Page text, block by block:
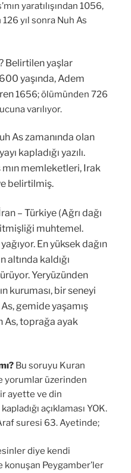
yaratılışından 1056,
yıl sonra Nuh As
Belirtilen yaşlar
yaşında, Adem
1656; ölümünden 726
varılıyor.
As zamanında olan
kapladığı yazılı.
memleketleri, Irak
belirtilmiş.
– Türkiye (Ağrı dağı
muhtemel.
En yüksek dağın
altında kaldığı
Yeryüzünden
kuruması, bir seneyi
gemide yaşamış
As, toprağa ayak
Bu soruyu Kuran
yorumlar üzerinden
ayette ve din
açıklaması YOK.
suresi 63. Ayetinde;
diye kendi
Peygamber’ler